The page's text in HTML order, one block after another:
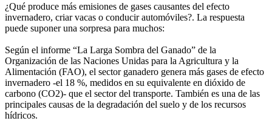
¿Qué produce más emisiones de gases causantes del efecto
invernadero, criar vacas o conducir automóviles?. La respuesta
puede suponer una sorpresa para muchos:
Según el informe “La Larga Sombra del Ganado” de la
Organización de las Naciones Unidas para la Agricultura y la
Alimentación (FAO), el sector ganadero genera más gases de efecto
invernadero -el 18 %, medidos en su equivalente en dióxido de
carbono (CO2)- que el sector del transporte. También es una de las
principales causas de la degradación del suelo y de los recursos
hídricos.